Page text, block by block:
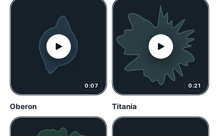
0:07
Oberon
0:21
Titania